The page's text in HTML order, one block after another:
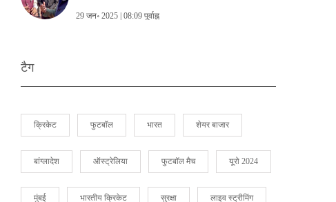
29 जन॰ 2025 | 08:09 पूर्वाह्न
टैग
क्रिकेट फुटबॉल भारत शेयर बाजार
बांग्लादेश ऑस्ट्रेलिया फुटबॉल मैच यूरो 2024
मुंबई भारतीय क्रिकेट सुरक्षा लाइव स्ट्रीमिंग